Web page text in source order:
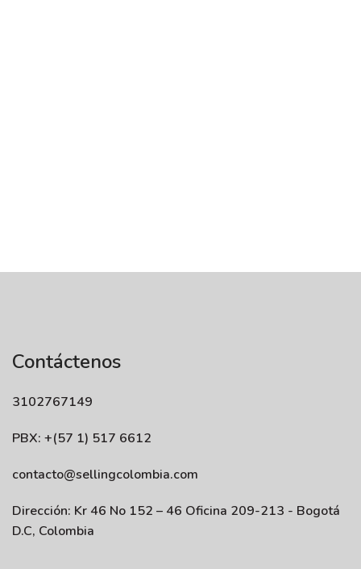
Contáctenos
3102767149
PBX: +(57 1) 517 6612
contacto@sellingcolombia.com
Dirección: Kr 46 No 152 – 46 Oficina 209-213 - Bogotá
D.C, Colombia